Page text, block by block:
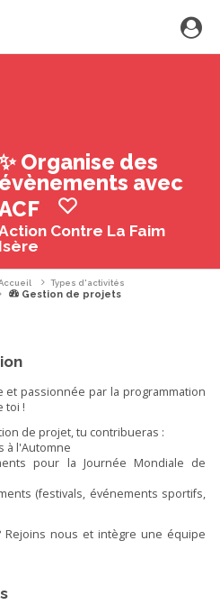
Organise des
évènements avec
Contre La Faim
Isère
Types d'activités
Gestion de projets
passionnée par la programmation
toi !
de projet, tu contribueras :
à l'Automne
pour la Journée Mondiale de
(festivals, événements sportifs,
Rejoins nous et intègre une équipe